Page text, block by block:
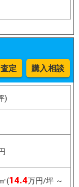
定 購入相談
)
(14.4万円/坪 ～